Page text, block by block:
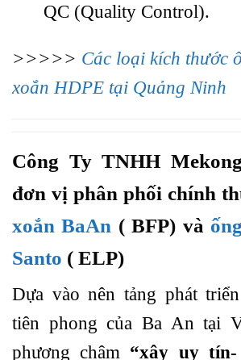
QC (Quality Control).
>>>>> Các loại kích thước
xoắn HDPE tại Quảng Ninh
Công Ty TNHH
đơn vị phân phối chính
xoắn BaAn ( BFP) và
Santo ( ELP)
Dựa vào nên tảng phát
tiên phong của Ba An tại
phương châm “xây uy